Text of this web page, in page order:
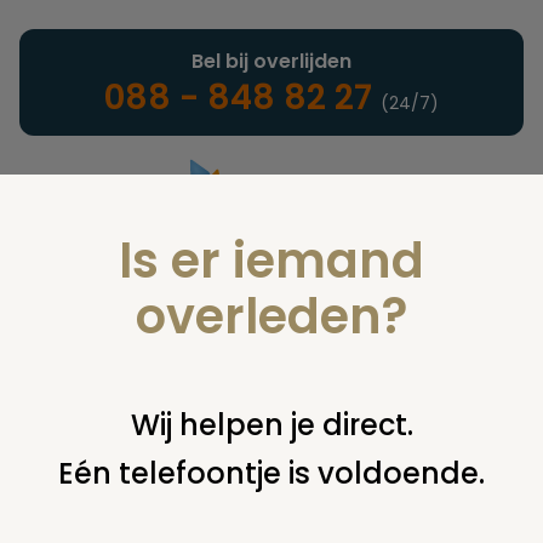
Landelijke uitvaartonderneming
Bel bij overlijden
088 - 848 82 27 (24/7)
U bent hier: home juridisch begraven grafsteen /
zuil ouders náást grafmonument (andere
Is er iemand
overleden?
Wij helpen je direct.
Eén telefoontje is voldoende.